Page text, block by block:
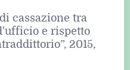
cassazione tra
e rispetto
2015,